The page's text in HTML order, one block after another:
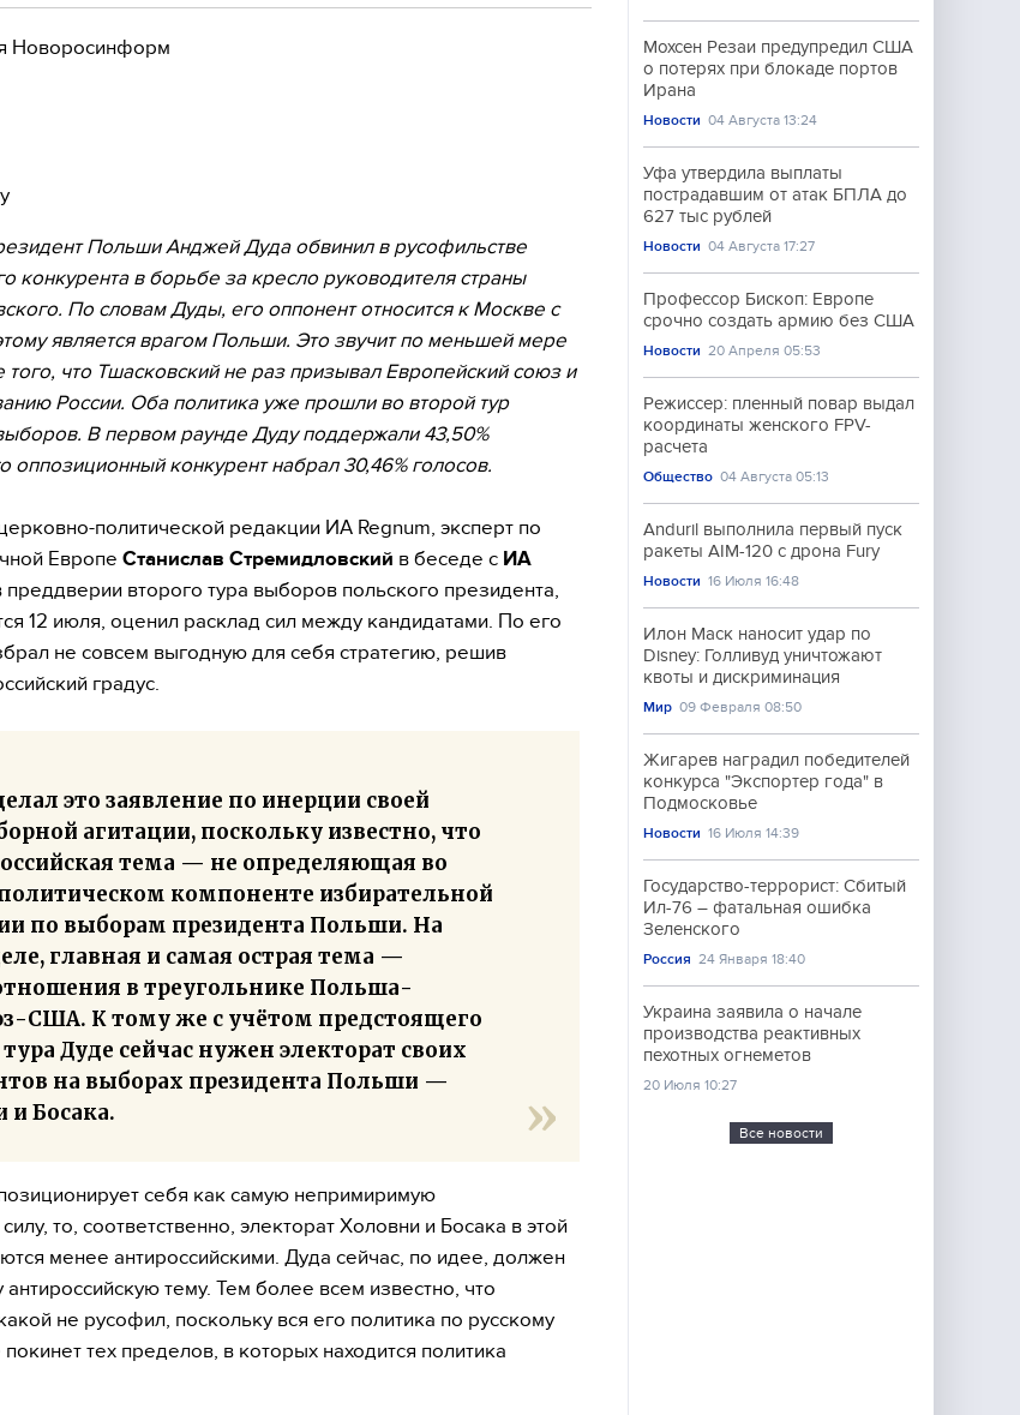
Новоросинформ
Польши Анджей Дуда обвинил в русофильстве
конкурента в борьбе за кресло руководителя страны
По словам Дуды, его оппонент относится к Москве с
является врагом Польши. Это звучит по меньшей мере
того, что Тшасковский не раз призывал Европейский союз и
России. Оба политика уже прошли во второй тур
В первом раунде Дуду поддержали 43,50%
оппозиционный конкурент набрал 30,46% голосов.
политической редакции ИА Regnum, эксперт по
Европе Станислав Стремидловский в беседе с ИА
преддверии второго тура выборов польского президента,
12 июля, оценил расклад сил между кандидатами. По его
не совсем выгодную для себя стратегию, решив
градус.
это заявление по инерции своей
агитации, поскольку известно, что
тема — не определяющая во
компоненте избирательной
по выборам президента Польши. На
главная и самая острая тема —
в треугольнике Польша-
США. К тому же с учётом предстоящего
Дуде сейчас нужен электорат своих
на выборах президента Польши —
и Босака.
себя как самую непримиримую
то, соответственно, электорат Холовни и Босака в этой
менее антироссийскими. Дуда сейчас, по идее, должен
антироссийскую тему. Тем более всем известно, что
не русофил, поскольку вся его политика по русскому
тех пределов, в которых находится политика
Мохсен Резаи предупредил США
о потерях при блокаде портов
Ирана
Новости 04 Августа 13:24
Уфа утвердила выплаты
пострадавшим от атак БПЛА до
627 тыс рублей
Новости 04 Августа 17:27
Профессор Бископ: Европе
срочно создать армию без США
Новости 20 Апреля 05:53
Режиссер: пленный повар выдал
координаты женского FPV-
расчета
Общество 04 Августа 05:13
Anduril выполнила первый пуск
ракеты AIM-120 с дрона Fury
Новости 16 Июля 16:48
Илон Маск наносит удар по
Disney: Голливуд уничтожают
квоты и дискриминация
Мир 09 Февраля 08:50
Жигарев наградил победителей
конкурса "Экспортер года" в
Подмосковье
Новости 16 Июля 14:39
Государство-террорист: Сбитый
Ил-76 – фатальная ошибка
Зеленского
Россия 24 Января 18:40
Украина заявила о начале
производства реактивных
пехотных огнеметов
20 Июля 10:27
Все новости